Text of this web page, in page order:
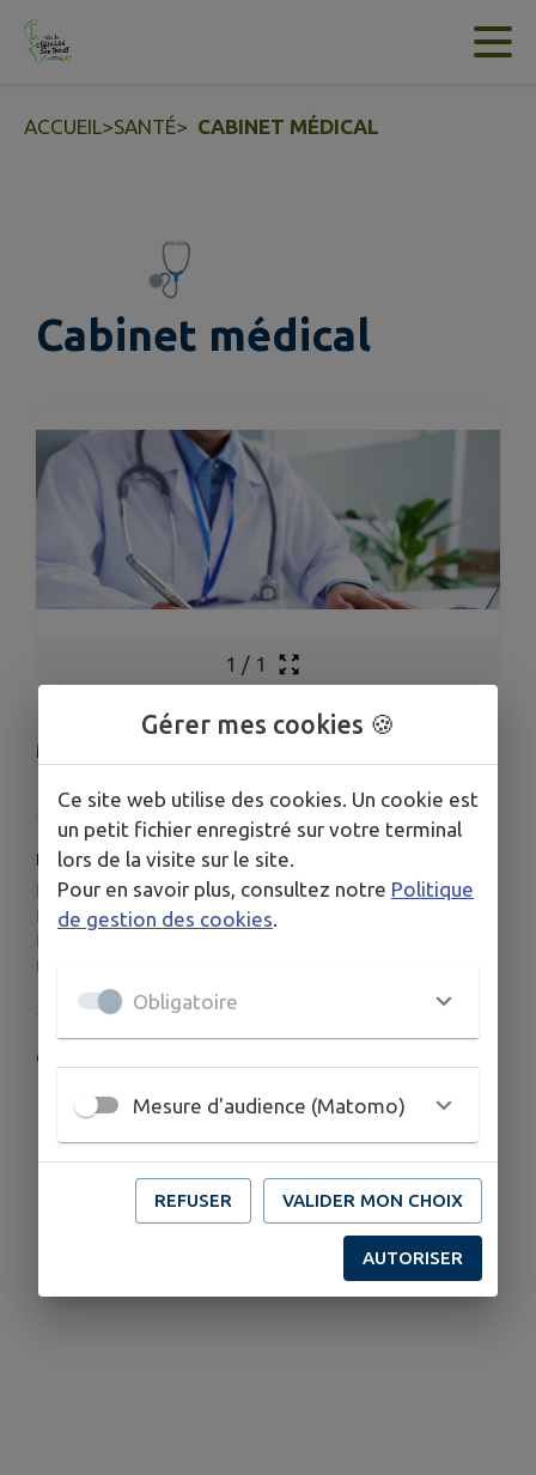
Contenu
ACCUEIL>SANTÉ> CABINET MÉDICAL
Cabinet médical
1 / 1
Médecin généraliste M. Jean-Claude GAUTIER.
HORAIRES
Le lundi, mardi, mercredi et vendredi de 8h00 à 20h00 ;
Le jeudi de 8h00 à 19h00 ;
Le samedi de 8h00 à 12h00 ;
Fermé le dimanche.
COORDONNÉES
4 Allée Besson Bien-Aimé, 79200 Châtillon-sur-
Thouet
05 49 95 15 57
Gérer mes cookies 🍪
Ce site web utilise des cookies. Un cookie est
un petit fichier enregistré sur votre terminal
lors de la visite sur le site.
Pour en savoir plus, consultez notre Politique
de gestion des cookies.
Obligatoire
Mesure d'audience (Matomo)
REFUSER VALIDER MON CHOIX
AUTORISER